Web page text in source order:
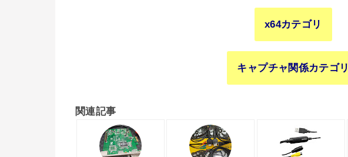
x64カテゴリ
キャプチャ関係カテゴリ
関連記事